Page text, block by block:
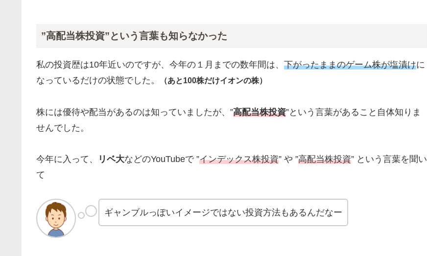
”高配当株投資”という言葉も知らなかった
私の投資歴は10年近いのですが、今年の１月までの数年間は、 下がったままのゲーム株が塩漬けに
なっているだけの状態でした。
（あと100株だけイオンの株）
株には優待や配当があるのは知っていましたが、”高配当株投資”という言葉があること自体知りま
せんでした。
今年に入って、 リベ大などのYouTubeで ”インデックス株投資” や ”高配当株投資” という言葉を聞い
て
ギャンブルっぽいイメージではない投資方法もあるんだなー